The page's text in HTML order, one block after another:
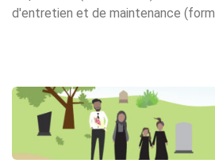
d'entretien et de maintenance